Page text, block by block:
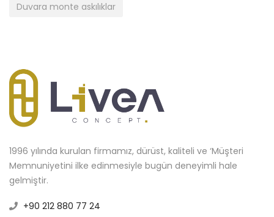
Duvara monte askılıklar
1996 yılında kurulan firmamız, dürüst, kaliteli ve ‘Müşteri
Memnuniyetini ilke edinmesiyle bugün deneyimli hale
gelmiştir.
+90 212 880 77 24